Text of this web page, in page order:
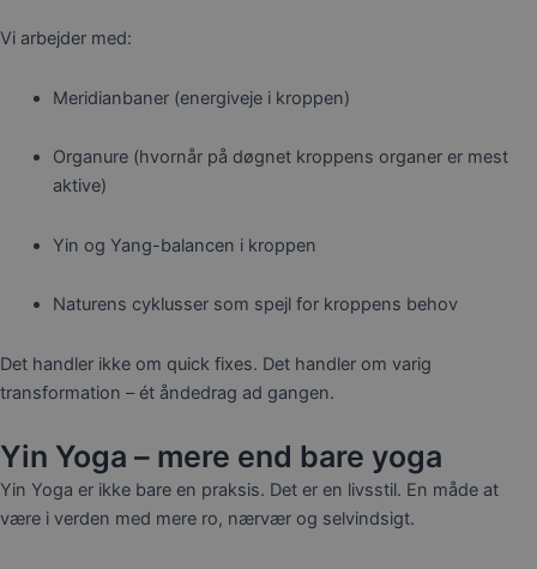
Vi arbejder med:
Meridianbaner (energiveje i kroppen)
Organure (hvornår på døgnet kroppens organer er mest
aktive)
Yin og Yang-balancen i kroppen
Naturens cyklusser som spejl for kroppens behov
Det handler ikke om quick fixes. Det handler om varig
transformation – ét åndedrag ad gangen.
Yin Yoga – mere end bare yoga
Yin Yoga er ikke bare en praksis. Det er en livsstil. En måde at
være i verden med mere ro, nærvær og selvindsigt.